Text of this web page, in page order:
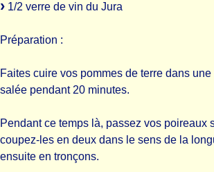
1/2 verre de vin du Jura
Préparation :
Faites cuire vos pommes de terre dans une
salée pendant 20 minutes.
Pendant ce temps là, passez vos poireaux
coupez-les en deux dans le sens de la
ensuite en tronçons.